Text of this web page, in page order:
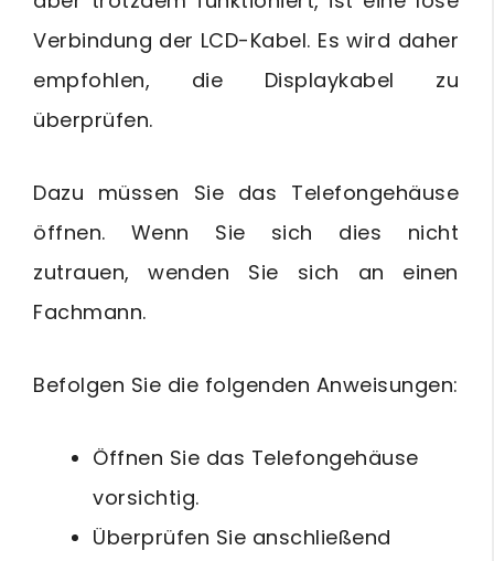
Verbindung der LCD-Kabel. Es wird daher
empfohlen, die Displaykabel zu
überprüfen.
Dazu müssen Sie das Telefongehäuse
öffnen. Wenn Sie sich dies nicht
zutrauen, wenden Sie sich an einen
Fachmann.
Befolgen Sie die folgenden Anweisungen:
Öffnen Sie das Telefongehäuse
vorsichtig.
Überprüfen Sie anschließend